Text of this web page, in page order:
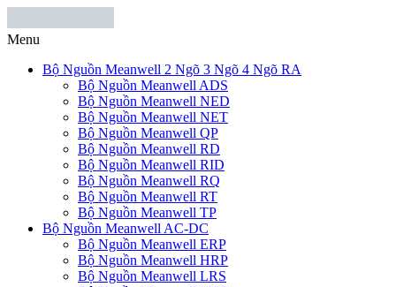
Menu
Bộ Nguồn Meanwell 2 Ngõ 3 Ngõ 4 Ngõ RA
Bộ Nguồn Meanwell ADS
Bộ Nguồn Meanwell NED
Bộ Nguồn Meanwell NET
Bộ Nguồn Meanwell QP
Bộ Nguồn Meanwell RD
Bộ Nguồn Meanwell RID
Bộ Nguồn Meanwell RQ
Bộ Nguồn Meanwell RT
Bộ Nguồn Meanwell TP
Bộ Nguồn Meanwell AC-DC
Bộ Nguồn Meanwell ERP
Bộ Nguồn Meanwell HRP
Bộ Nguồn Meanwell LRS